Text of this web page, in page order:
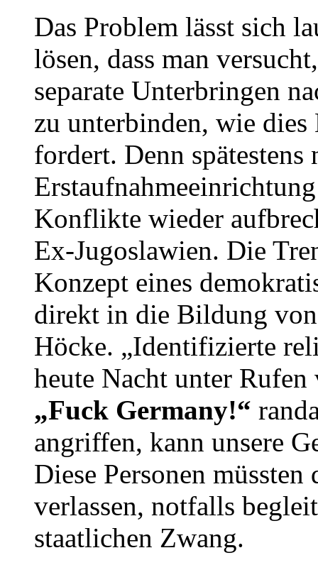
Das Problem lässt sich
lösen, dass man
separate Unterbringen
zu unterbinden, wie
fordert. Denn spätestens
Konflikte wieder
Ex-Jugoslawien. Die
Konzept eines
direkt in die Bildung von
Höcke. „Identifizierte
heute Nacht unter Rufen
„Fuck Germany!“
angriffen, kann unsere
Diese Personen
verlassen, notfalls
staatlichen Zwang.